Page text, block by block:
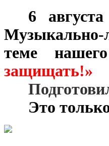
6
Музыкально-
теме
защищать!»
Это